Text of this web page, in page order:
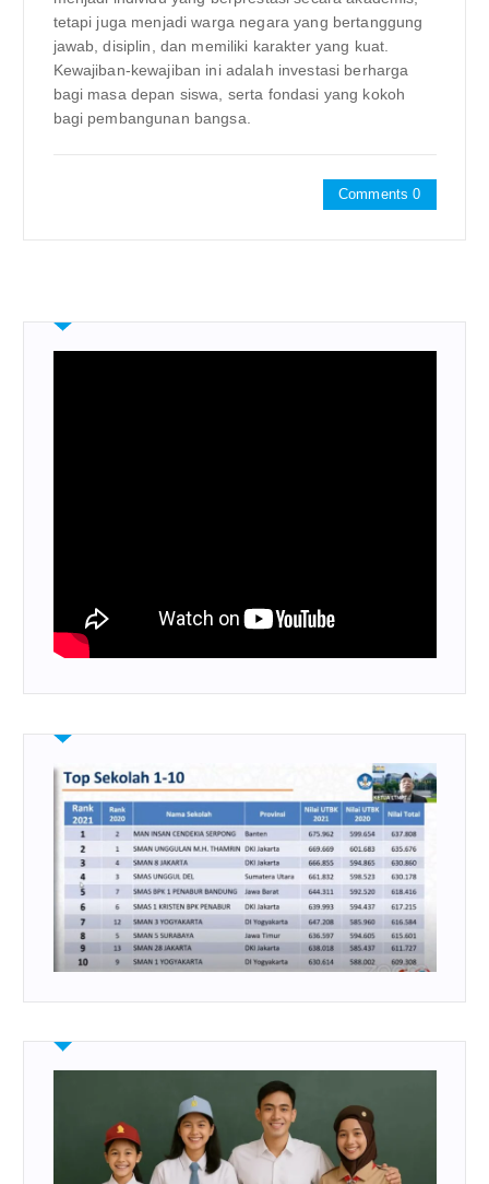
tetapi juga menjadi warga negara yang bertanggung
jawab, disiplin, dan memiliki karakter yang kuat.
Kewajiban-kewajiban ini adalah investasi berharga
bagi masa depan siswa, serta fondasi yang kokoh
bagi pembangunan bangsa.
Comments 0